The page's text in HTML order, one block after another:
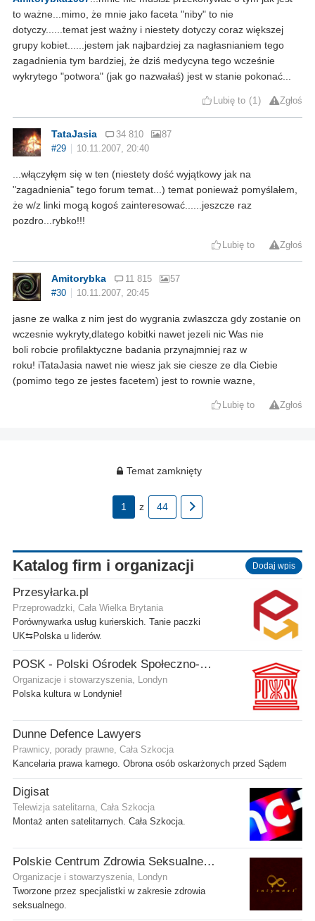
to ważne...mimo, że mnie jako faceta "niby" to nie
dotyczy......temat jest ważny i niestety dotyczy coraz większej
grupy kobiet......jestem jak najbardziej za nagłasnianiem tego
zagadnienia tym bardziej, że dziś medycyna tego wcześnie
wykrytego "potwora" (jak go nazwałaś) jest w stanie pokonać...
Lubię to 1 Zgłoś
TataJasia 34 810
87
#29
10.11.2007, 20:40
...włączyłęm się w ten (niestety dość wyjątkowy jak na
"zagadnienia" tego forum temat...) temat ponieważ pomyślałem,
że w/z linki mogą kogoś zainteresować......jeszcze raz
pozdro...rybko!!!
Lubię to Zgłoś
Amitorybka 11 815
57
#30
10.11.2007, 20:45
jasne ze walka z nim jest do wygrania zwlaszcza gdy zostanie on
wczesnie wykryty,dlatego kobitki nawet jezeli nic Was nie
boli robcie profilaktyczne badania przynajmniej raz w
roku! iTataJasia nawet nie wiesz jak sie ciesze ze dla Ciebie
(pomimo tego ze jestes facetem) jest to rownie wazne,
Lubię to Zgłoś
Temat zamknięty
1 z 44
Katalog firm i organizacji Dodaj wpis
Przesyłarka.pl
Przeprowadzki, Cała Wielka Brytania
Porównywarka usług kurierskich. Tanie paczki
UK⇆Polska u liderów.
POSK - Polski Ośrodek Społeczno-Kulturalny
Organizacje i stowarzyszenia, Londyn
Polska kultura w Londynie!
Dunne Defence Lawyers
Prawnicy, porady prawne, Cała Szkocja
Kancelaria prawa karnego. Obrona osób oskarżonych przed Sądem
Digisat
Telewizja satelitarna, Cała Szkocja
Montaż anten satelitarnych. Cała Szkocja.
Polskie Centrum Zdrowia Seksualnego
Organizacje i stowarzyszenia, Londyn
Tworzone przez specjalistki w zakresie zdrowia
seksualnego.